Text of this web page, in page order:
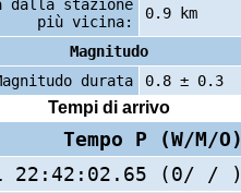
dalla stazione
più vicina:
0.9 km
Magnitudo
durata
0.8 ± 0.3
Tempi di arrivo
Tempo P (W/M/O)
22:42:02.65 (0/ / )